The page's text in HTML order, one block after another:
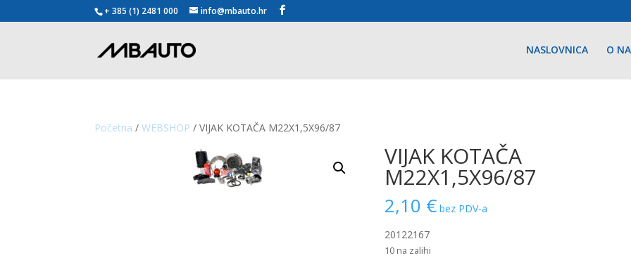
+ 385 (1) 2481 000 info@mbauto.hr
NASLOVNICA O
Početna /WEBSHOP / VIJAK KOTAČA M22X1,5X96/87
VIJAK KOTAČA
M22X1,5X96/87
2,10 € bez PDV-a
20122167
10 na zalihi